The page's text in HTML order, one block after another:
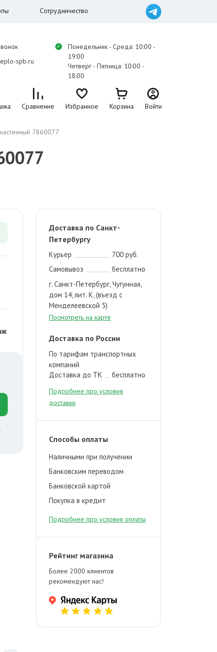
Сотрудничество
spb.ru
Понедельник - Среда: 10:00 -
19:00
Четверг - Пятница: 10:00 -
18:00
Сравнение Избранное Корзина Войти
7860077
Доставка по Санкт-
Петербургу
Курьер
700 руб.
Самовывоз
бесплатно
г. Санкт-Петербург, Чугунная,
дом 14, лит. К, (въезд с
Менделеевской 5)
Посмотреть на карте
Доставка по России
По тарифам транспортных
компаний
Доставка до ТК
бесплатно
Подробнее про условия
доставки
Способы оплаты
Наличными при получении
Банковским переводом
Банковской картой
Покупка в кредит
Подробнее про условия оплаты
Рейтинг магазина
Более 2000 клиентов
рекомендуют нас!